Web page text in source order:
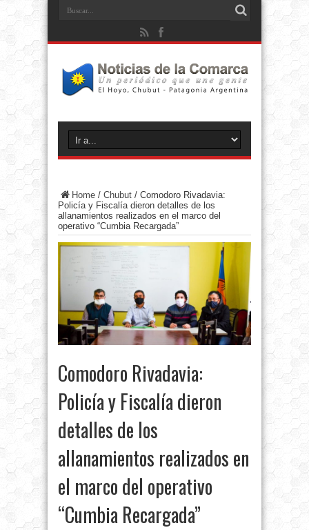
Home / Chubut / Comodoro Rivadavia:
Policía y Fiscalía dieron detalles de los
allanamientos realizados en el marco del
operativo “Cumbia Recargada”
Comodoro Rivadavia:
Policía y Fiscalía dieron
detalles de los
allanamientos realizados en
el marco del operativo
“Cumbia Recargada”